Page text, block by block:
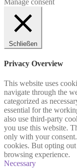
Manage consent
Schließen
Privacy Overview
This website uses
navigate through the
categorized as
essential for the
also use third-party
you use this website.
only with your
cookies. But opting
browsing experience.
Necessary